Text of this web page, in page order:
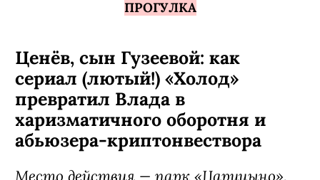
ПРОГУЛКА
Ценёв, сын Гузеевой: как
сериал (лютый!) «Холод»
превратил Влада в
харизматичного оборотня и
абьюзера-криптонвествора